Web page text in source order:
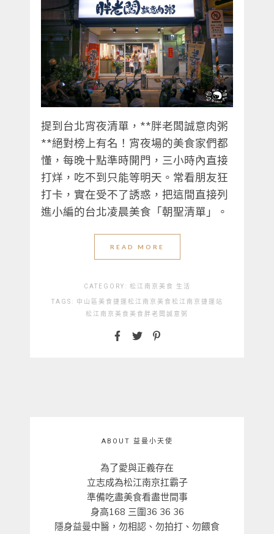
提到台北宵夜清單，**胖老闆誠意肉粥
**絕對榜上有名！宵夜場的美食家們都
懂，每晚十點準時開門，三小時內直接
打烊，吃不到只能等明天。常看朋友狂
打卡，實在受不了誘惑，把這間直接列
進小編的台北凌晨美食「朝聖清單」。
READ MORE
CATEGORY: 松江南京美食 生活
TAGS: 中山區美食 捷運松江南京美食 松江南京捷運站
松江南京美食 美食 胖老闆誠意粥
ABOUT 益曼小天使
為了愛與正義存在
立志成為松江南京扛霸子
準備吃盡美食看盡世間事
身高168 三圍36 36 36
隱身益曼中醫，勿相認、勿拍打、勿餵食